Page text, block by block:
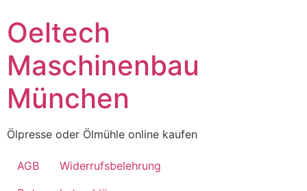
to
content
Oeltech
Maschinenbau
München
Ölpresse oder Ölmühle online kaufen
AGB
Widerrufsbelehrung